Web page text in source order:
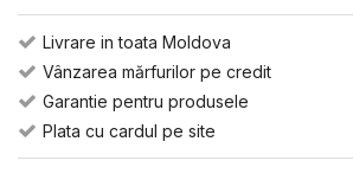
Livrare in toata Moldova
Vânzarea mărfurilor pe credit
Garantie pentru produsele
Plata cu cardul pe site